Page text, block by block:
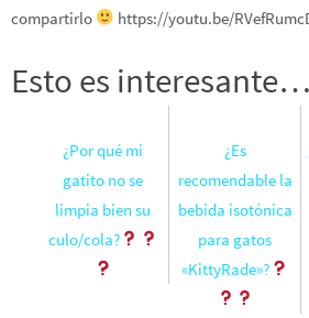
compartirlo
https://youtu.be/
Esto es interesante…
¿Por qué mi
gatito no se
limpia bien su
culo/cola?
¿Es
recomendable la
bebida isotónica
para gatos
«KittyRade»?